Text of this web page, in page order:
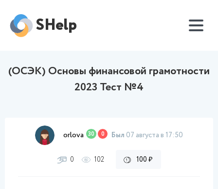
SHelp
(ОСЭК) Основы финансовой грамотности
2023 Тест №4
orlova 30 0 Был 07 августа в 17:50
0 102 100 ₽